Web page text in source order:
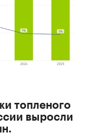
крупнейших
компаний,
топленого
выросли